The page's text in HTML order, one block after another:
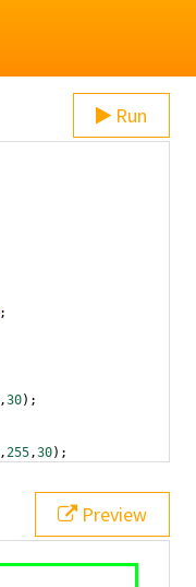
Run
;
,30);
,255,30);
bottom ,
Preview